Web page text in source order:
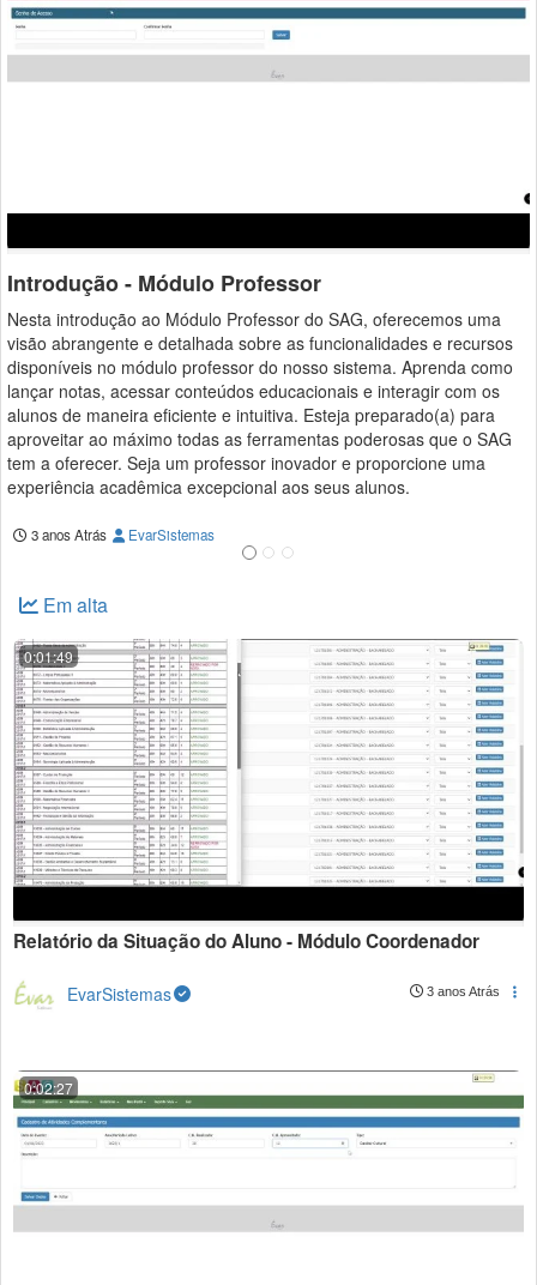
Introdução ao SGD
3 anos Atrás EvarSistemas
Em alta
0:01:49
Relatório da Situação do Aluno - Módulo Coordenador
EvarSistemas 3 anos Atrás
0:02:27